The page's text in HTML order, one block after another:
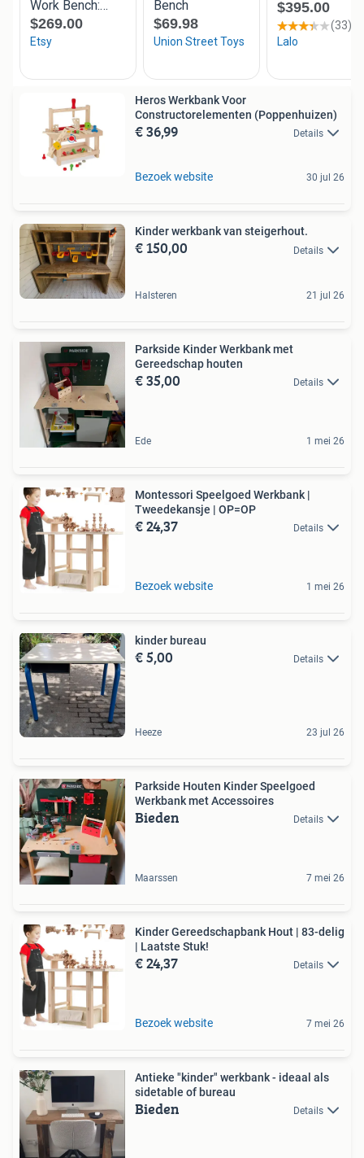
Heros Werkbank Voor
Constructorelementen (Poppenhuizen)
€ 36,99 Details
Bezoek website 30 jul 26
Kinder werkbank van steigerhout.
€ 150,00 Details
Halsteren 21 jul 26
Parkside Kinder Werkbank met
Gereedschap houten
€ 35,00 Details
Ede 1 mei 26
Montessori Speelgoed Werkbank |
Tweedekansje | OP=OP
€ 24,37 Details
Bezoek website 1 mei 26
kinder bureau
€ 5,00 Details
Heeze 23 jul 26
Parkside Houten Kinder Speelgoed
Werkbank met Accessoires
Bieden Details
Maarssen 7 mei 26
Kinder Gereedschapbank Hout | 83-delig
| Laatste Stuk!
€ 24,37 Details
Bezoek website 7 mei 26
Antieke "kinder" werkbank - ideaal als
sidetable of bureau
Bieden Details